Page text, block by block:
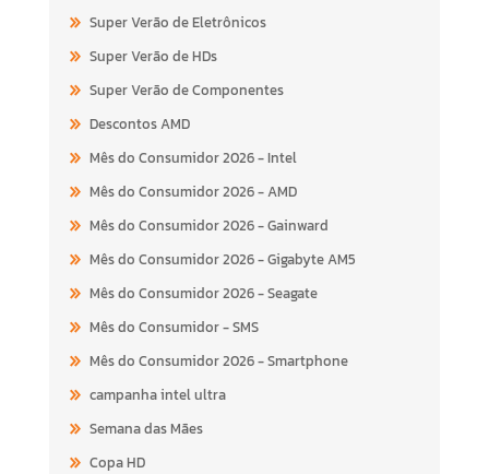
Super Verão de Eletrônicos
Super Verão de HDs
Super Verão de Componentes
Descontos AMD
Mês do Consumidor 2026 - Intel
Mês do Consumidor 2026 - AMD
Mês do Consumidor 2026 - Gainward
Mês do Consumidor 2026 - Gigabyte AM5
Mês do Consumidor 2026 - Seagate
Mês do Consumidor - SMS
Mês do Consumidor 2026 - Smartphone
campanha intel ultra
Semana das Mães
Copa HD